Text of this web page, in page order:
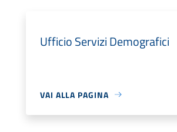
Ufficio Servizi Demografici
VAI ALLA PAGINA